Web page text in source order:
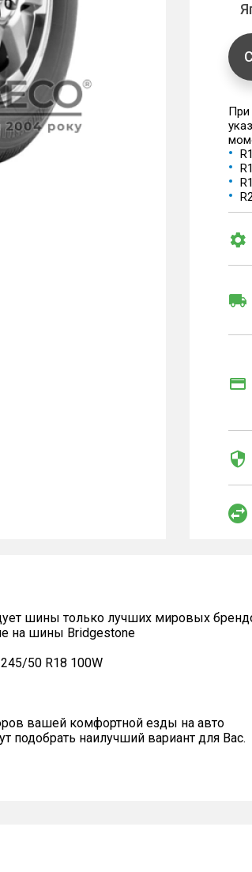
При
шины только лучших мировых
на шины Bridgestone
50 R18 100W
вашей комфортной езды на авто
наилучший вариант для Вас.